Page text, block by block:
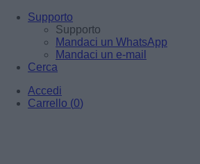
Supporto
Supporto
Mandaci un WhatsApp
Mandaci un e-mail
Cerca
Accedi
Carrello (0)